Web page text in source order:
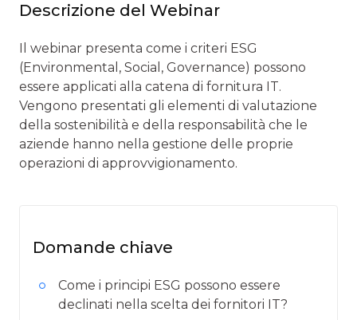
Descrizione del Webinar
Il webinar presenta come i criteri ESG
(Environmental, Social, Governance) possono
essere applicati alla catena di fornitura IT.
Vengono presentati gli elementi di valutazione
della sostenibilità e della responsabilità che le
aziende hanno nella gestione delle proprie
operazioni di approvvigionamento.
Domande chiave
Come i principi ESG possono essere
declinati nella scelta dei fornitori IT?